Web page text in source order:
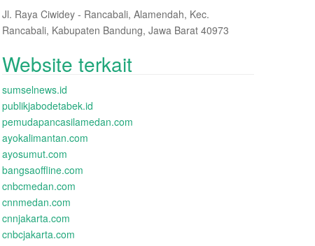
Jl. Raya Ciwidey - Rancabali, Alamendah, Kec.
Rancabali, Kabupaten Bandung, Jawa Barat 40973
Website terkait
sumselnews.id
publikjabodetabek.id
pemudapancasilamedan.com
ayokalimantan.com
ayosumut.com
bangsaoffline.com
cnbcmedan.com
cnnmedan.com
cnnjakarta.com
cnbcjakarta.com